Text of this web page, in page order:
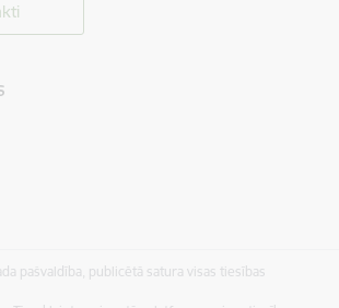
pašvaldība, publicētā satura visas tiesības